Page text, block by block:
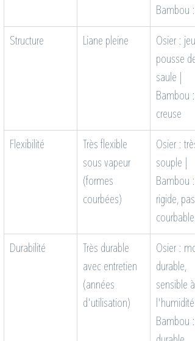
Bambou :
Structure Liane pleine
Osier :
pousse de
saule |
Bambou :
creuse
Flexibilité
Très flexible
sous vapeur
(formes
courbées)
Osier : très
souple |
Bambou :
rigide, pas
courbable
Durabilité
Très durable
avec entretien
(années
d'utilisation)
Osier :
durable,
sensible à
l'humidité
Bambou :